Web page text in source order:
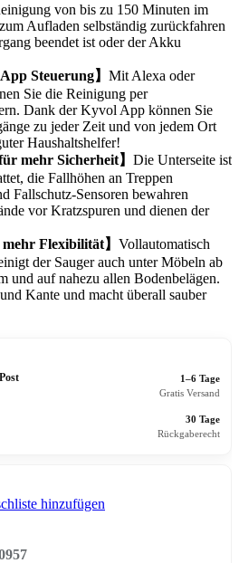
von bis zu 150 Minuten im
Aufladen selbständig zurückfahren
beendet ist oder der Akku
Steuerung】 Mit Alexa oder
Sie die Reinigung per
Dank der Kyvol App können Sie
zu jeder Zeit und von jedem Ort
Haushaltshelfer!
mehr Sicherheit】 Die Unterseite ist
die Fallhöhen an Treppen
Fallschutz-Sensoren bewahren
vor Kratzspuren und dienen der
Flexibilität】 Vollautomatisch
der Sauger auch unter Möbeln ab
und auf nahezu allen Bodenbelägen.
Kante und macht überall sauber
1–6 Tage
Gratis Versand
30 Tage
Rückgaberecht
hinzufügen